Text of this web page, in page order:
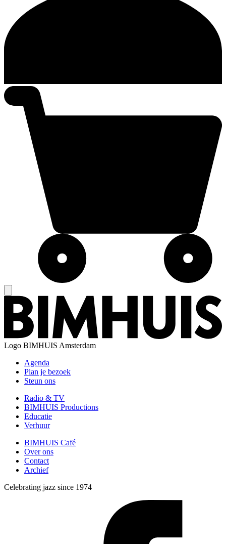
Logo BIMHUIS Amsterdam
Agenda
Plan je bezoek
Steun ons
Radio & TV
BIMHUIS Productions
Educatie
Verhuur
BIMHUIS Café
Over ons
Contact
Archief
Celebrating jazz since 1974